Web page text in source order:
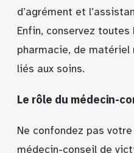
d’agrément et
Enfin, conservez
pharmacie, de
liés aux soins.
Le rôle du médecin-
Ne confondez pas
médecin-conseil de